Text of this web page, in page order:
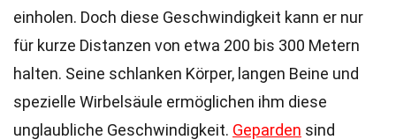
einholen. Doch diese Geschwindigkeit kann er nur
für kurze Distanzen von etwa 200 bis 300 Metern
halten. Seine schlanken Körper, langen Beine und
spezielle Wirbelsäule ermöglichen ihm diese
unglaubliche Geschwindigkeit. Geparden sind